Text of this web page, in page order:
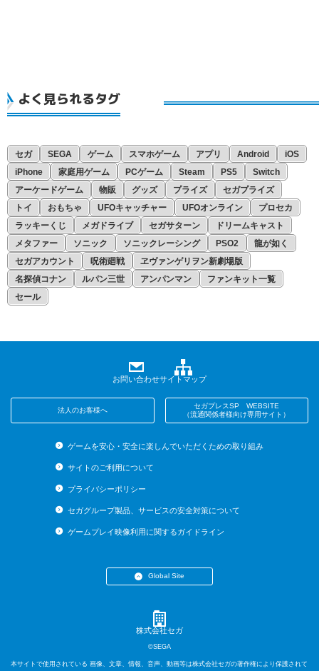
よく見られるタグ
セガ SEGA ゲーム スマホゲーム アプリ Android
iOS
iPhone
家庭用ゲーム PCゲーム Steam PS5
Switch
アーケードゲーム
物販 グッズ プライズ
セガプライズ
トイ
おもちゃ UFOキャッチャー UFOオンライン
プロセカ
ラッキーくじ
メガドライブ セガサターン
ドリームキャスト
メタファー
ソニック ソニックレーシング PSO2
龍が如く
セガアカウント
呪術廻戦
ヱヴァンゲリヲン新劇場版
名探偵コナン
ルパン三世 アンパンマン
ファンキット一覧
セール
お問い合わせサイトマップ
法人のお客様へ
セガプレスSP WEBSITE
（流通関係者様向け専用サイト）
ゲームを安心・安全に楽しんでいただくための取り組み
サイトのご利用について
プライバシーポリシー
セガグループ製品、サービスの安全対策について
ゲームプレイ映像利用に関するガイドライン
Global Site
・English (US)
・English (AU)
株式会社セガ
©SEGA
本サイトで使用されている 画像、文章、情報、音声、動画等は株式会社セガの著作権により保護されて